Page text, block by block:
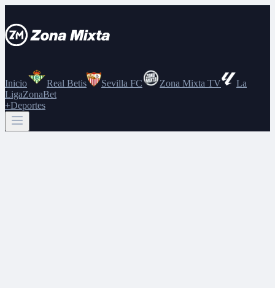
Inicio Real Betis Sevilla FC Zona Mixta TV
La
LigaZonaBet
+Deportes